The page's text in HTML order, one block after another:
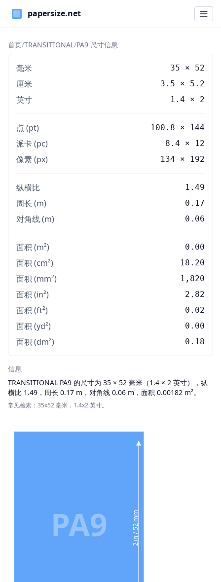
Paper Sizes
首页/TRANSITIONAL/PA9 尺寸信息
毫米 35 × 52
厘米 3.5 × 5.2
英寸 1.4 × 2
点 (pt) 100.8 × 144
派卡 (pc) 8.4 × 12
像素 (px) 134 × 192
纵横比 1.49
周长 (m) 0.17
对角线 (m) 0.06
面积 (m²) 0.00
面积 (cm²) 18.20
面积 (mm²) 1,820
面积 (in²) 2.82
面积 (ft²) 0.02
面积 (yd²) 0.00
面积 (dm²) 0.18
信息
TRANSITIONAL PA9 的尺寸为 35 × 52 毫米（1.4 × 2 英寸），纵
横比 1.49，周长 0.17 m，对角线 0.06 m，面积 0.00182 m²。
常见检索：35x52 毫米，1.4x2 英寸。
2 in / 52 mm
PA9